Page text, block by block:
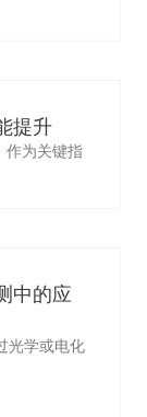
提升
作为关键指
中的应
光学或电化